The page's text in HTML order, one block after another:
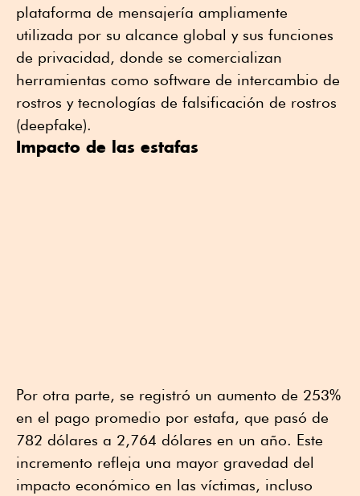
plataforma de mensajería ampliamente
utilizada por su alcance global y sus funciones
de privacidad, donde se comercializan
herramientas como software de intercambio de
rostros y tecnologías de falsificación de rostros
(deepfake).
Impacto de las estafas
Por otra parte, se registró un aumento de 253%
en el pago promedio por estafa, que pasó de
782 dólares a 2,764 dólares en un año. Este
incremento refleja una mayor gravedad del
impacto económico en las víctimas, incluso